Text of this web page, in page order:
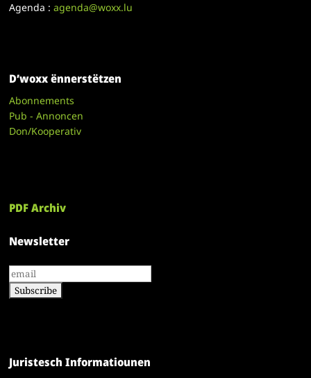
Agenda :agenda@woxx.lu
D’woxx ënnerstëtzen
Abonnements
Pub - Annoncen
Don/Kooperativ
PDF Archiv
Newsletter
Juristesch Informatiounen